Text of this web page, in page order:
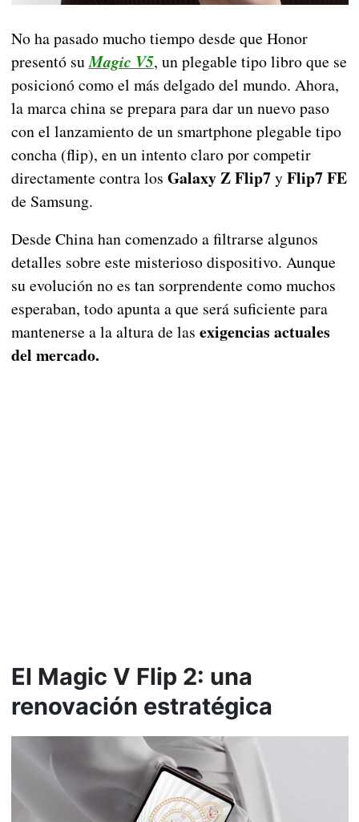
No ha pasado mucho tiempo desde que Honor
presentó suMagic V5, un plegable tipo libro que se
posicionó como el más delgado del mundo. Ahora,
la marca china se prepara para dar un nuevo paso
con el lanzamiento de un smartphone plegable tipo
concha (flip), en un intento claro por competir
directamente contra los Galaxy Z Flip7yFlip7 FE
de Samsung.
Desde China han comenzado a filtrarse algunos
detalles sobre este misterioso dispositivo. Aunque
su evolución no es tan sorprendente como muchos
esperaban, todo apunta a que será suficiente para
mantenerse a la altura de las exigencias actuales
del mercado.
El Magic V Flip 2: una
renovación estratégica